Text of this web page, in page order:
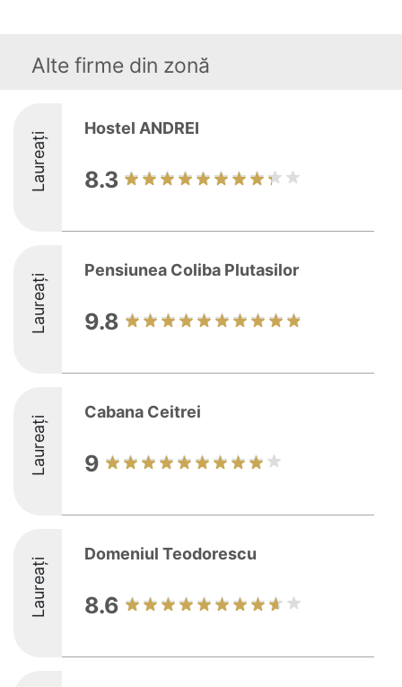
Alte firme din zonă
Laureați
Hostel ANDREI
8.3
Laureați
Pensiunea Coliba Plutasilor
9.8
Laureați
Cabana Ceitrei
9
Laureați
Domeniul Teodorescu
8.6